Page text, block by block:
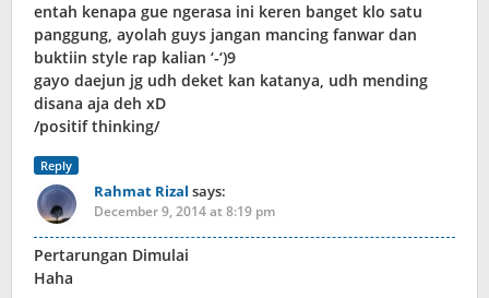
entah kenapa gue ngerasa ini keren banget klo satu
panggung, ayolah guys jangan mancing fanwar dan
buktiin style rap kalian ‘-‘)9
gayo daejun jg udh deket kan katanya, udh mending
disana aja deh xD
/positif thinking/
Reply
Rahmat Rizal says:
December 9, 2014 at 8:19 pm
Pertarungan Dimulai
Haha